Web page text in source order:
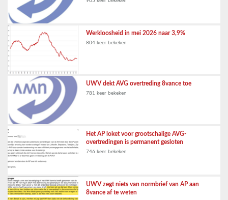
Werkloosheid in mei 2026 naar 3,9%
804 keer bekeken
UWV dekt AVG overtreding 8vance toe
781 keer bekeken
Het AP loket voor grootschalige AVG-
overtredingen is permanent gesloten
746 keer bekeken
UWV zegt niets van normbrief van AP aan
8vance af te weten